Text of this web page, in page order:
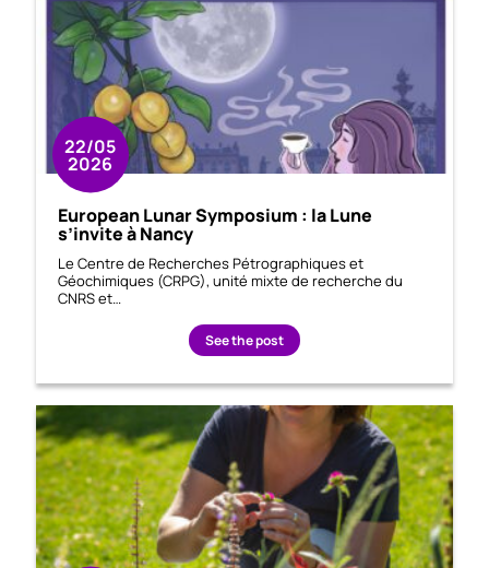
22/05
2026
European Lunar Symposium : la Lune
s’invite à Nancy
Le Centre de Recherches Pétrographiques et
Géochimiques (CRPG), unité mixte de recherche du
CNRS et…
See the post